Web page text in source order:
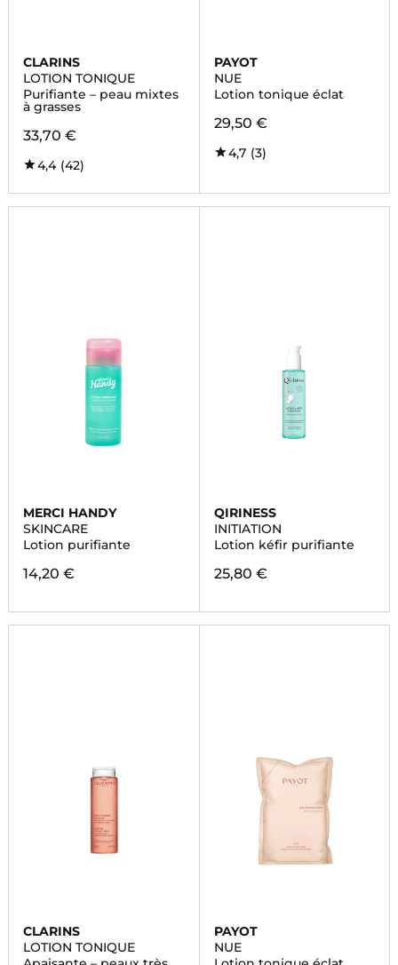
CLARINS
LOTION TONIQUE
Purifiante – peau mixtes
à grasses
33,70 €
4,4 (42)
PAYOT
NUE
Lotion tonique éclat
29,50 €
4,7 (3)
MERCI HANDY
SKINCARE
Lotion purifiante
14,20 €
QIRINESS
INITIATION
Lotion kéfir purifiante
25,80 €
CLARINS
LOTION TONIQUE
PAYOT
NUE